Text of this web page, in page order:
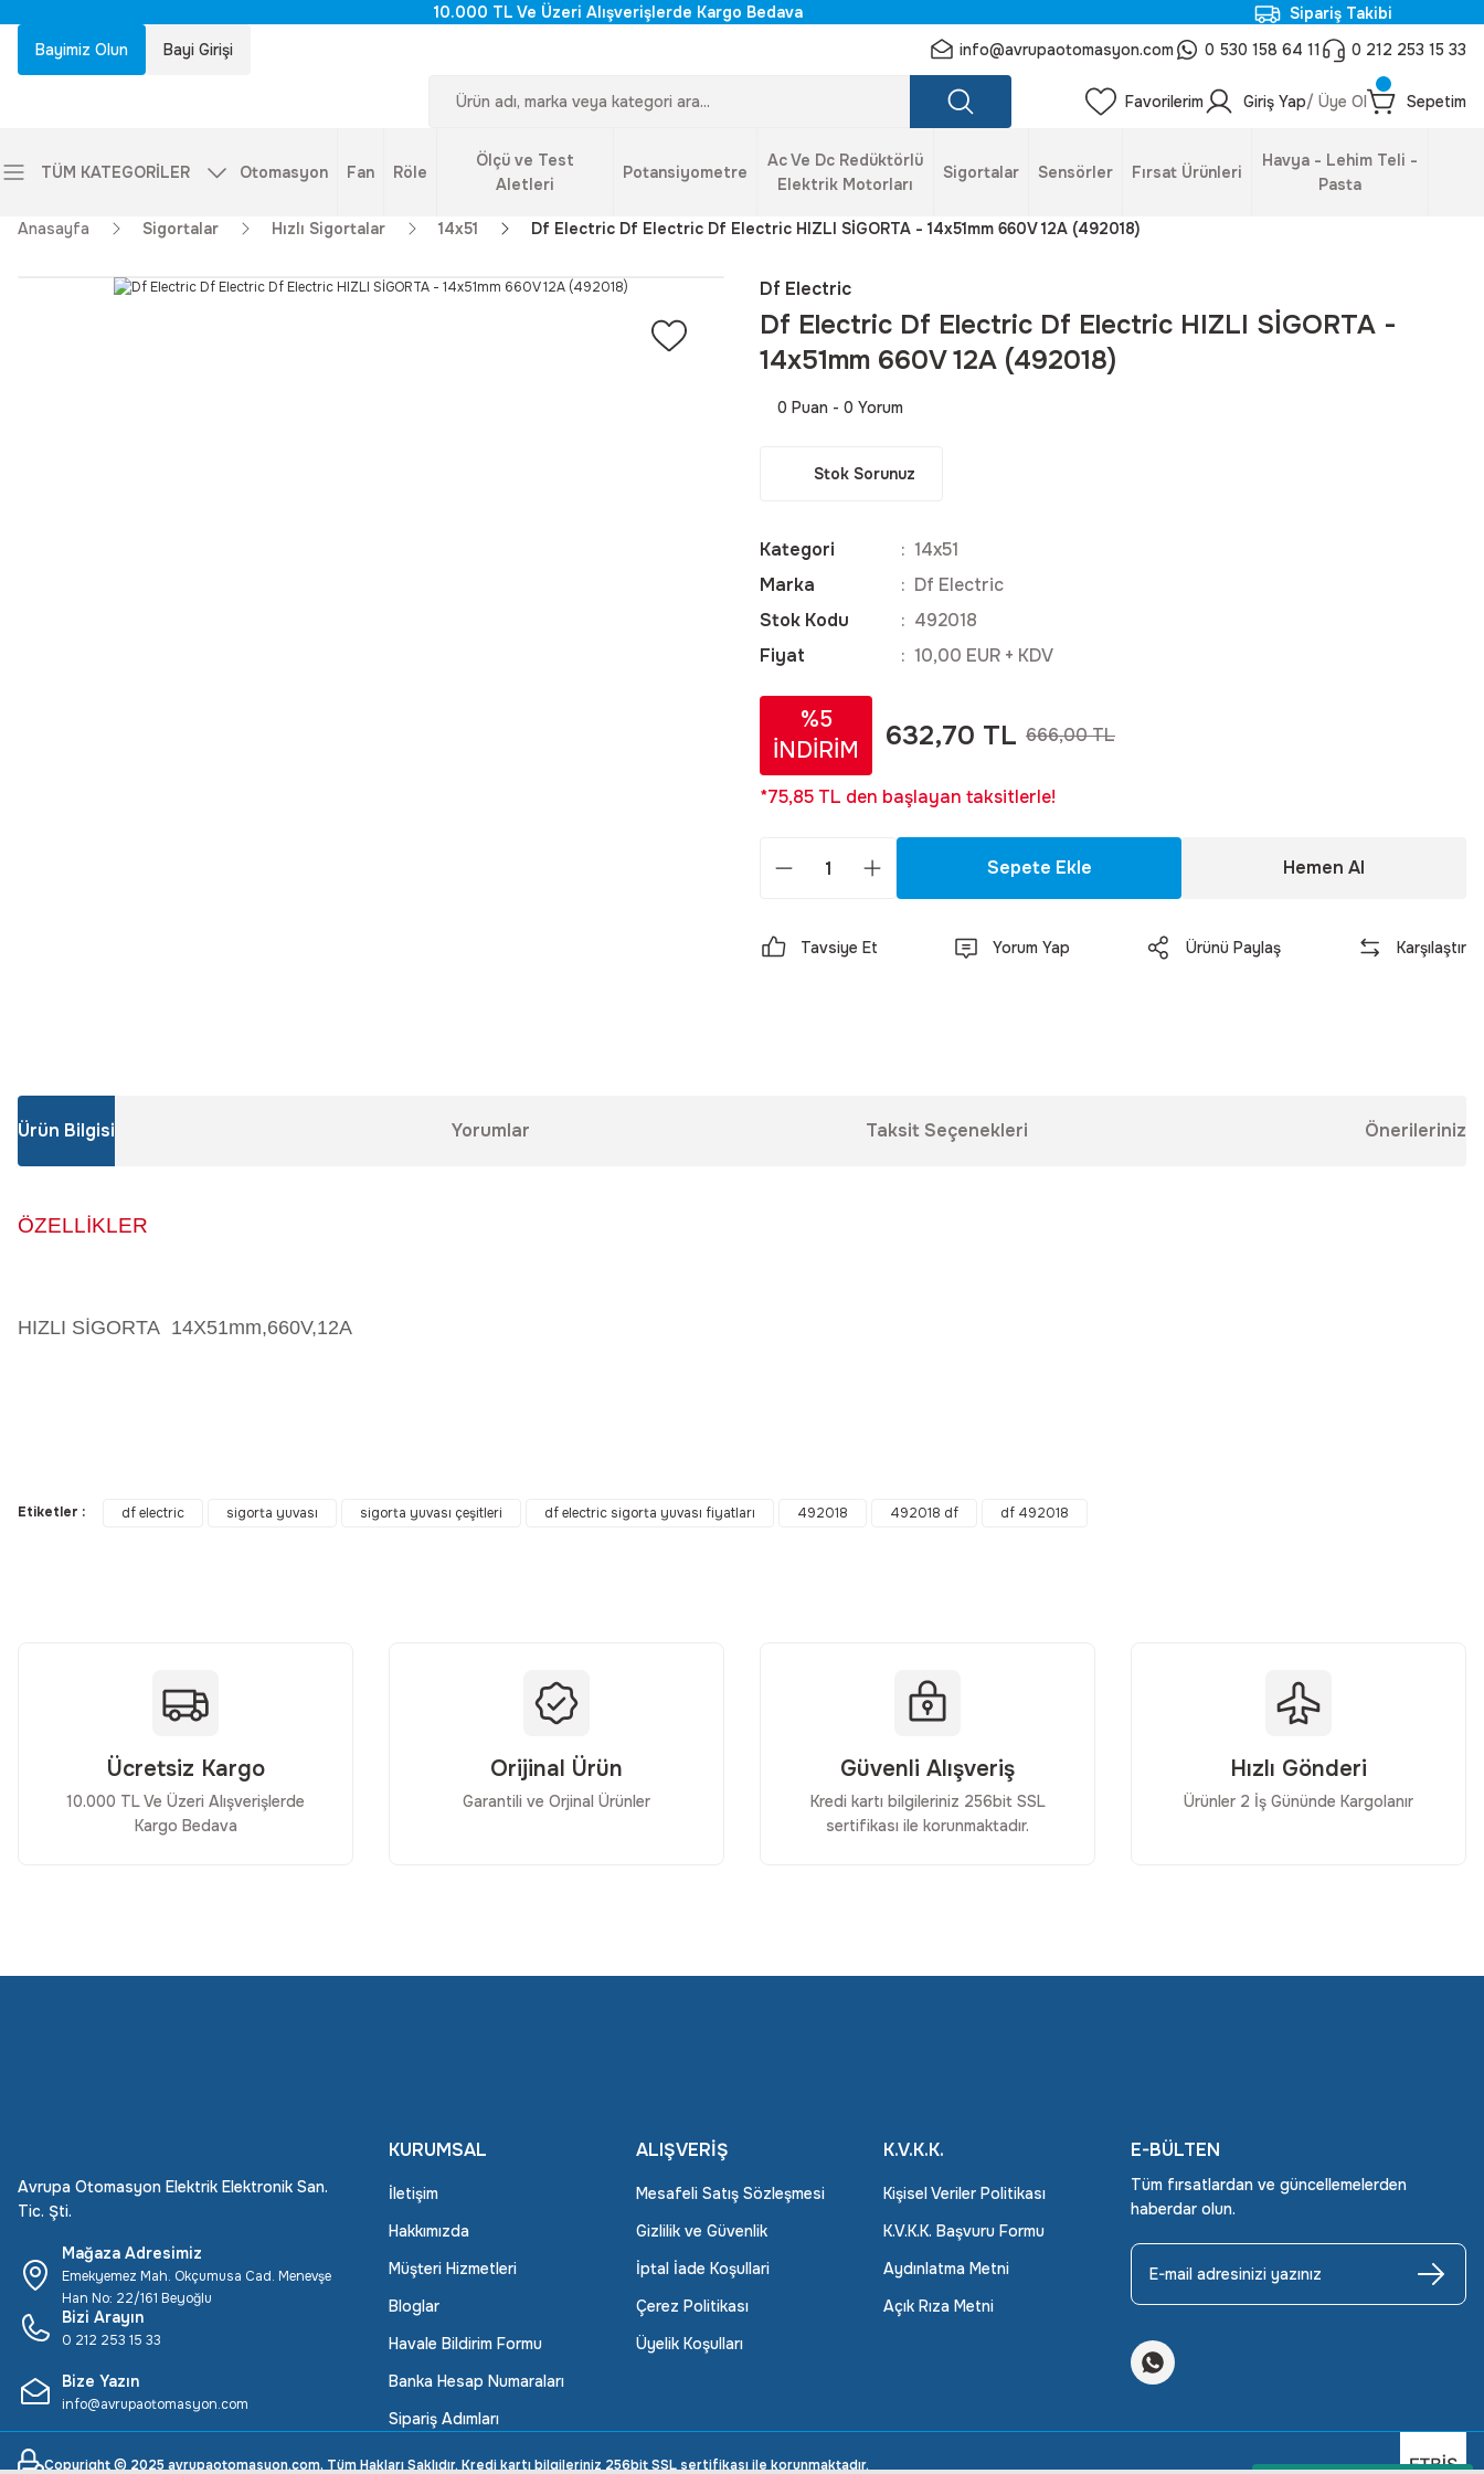
10.000 TL Ve Üzeri Alışverişlerde Kargo Bedava
Sipariş Takibi
Bayimiz Olun
Bayi Girişi info@avrupaotomasyon.com 0 530 158 64 11 0 212 253 15 33
Favorilerim Giriş Yap/ Üye Ol Sepetim
TÜM KATEGORİLER Otomasyon Fan Röle
Ölçü ve Test
Aletleri
Potansiyometre
Ac Ve Dc Redüktörlü
Elektrik Motorları
Sigortalar Sensörler Fırsat Ürünleri
Havya - Lehim Teli -
Pasta
Anasayfa Sigortalar Hızlı Sigortalar 14x51 Df Electric Df Electric Df Electric HIZLI SİGORTA - 14x51mm 660V 12A (492018)
Df Electric
Df Electric Df Electric Df Electric HIZLI SİGORTA -
14x51mm 660V 12A (492018)
0 Puan - 0 Yorum
Stok Sorunuz
Kategori
14x51
Marka
Df Electric
Stok Kodu
492018
Fiyat
10,00 EUR + KDV
%5
İNDİRİM
632,70 TL 666,00 TL
*75,85 TL den başlayan taksitlerle!
Sepete Ekle Hemen Al
Tavsiye Et Yorum Yap Ürünü Paylaş Karşılaştır
Ürün Bilgisi Yorumlar Taksit Seçenekleri Önerileriniz
ÖZELLİKLER
HIZLI SİGORTA 14X51mm,660V,12A
Bu ürüne benzer farklı alternatifler olmalı.
Etiketler : df electric sigorta yuvası sigorta yuvası çeşitleri df electric sigorta yuvası fiyatları 492018 492018 df df 492018
Ücretsiz Kargo
10.000 TL Ve Üzeri Alışverişlerde
Kargo Bedava
Orijinal Ürün
Garantili ve Orjinal Ürünler
Güvenli Alışveriş
Kredi kartı bilgileriniz 256bit SSL
sertifikası ile korunmaktadır.
Hızlı Gönderi
Ürünler 2 İş Gününde Kargolanır
Avrupa Otomasyon Elektrik Elektronik San.
Tic. Şti.
Mağaza Adresimiz
Emekyemez Mah. Okçumusa Cad. Menevşe
Han No: 22/161 Beyoğlu
Bizi Arayın
0 212 253 15 33
Bize Yazın
info@avrupaotomasyon.com
KURUMSAL
İletişim
Hakkımızda
Müşteri Hizmetleri
Bloglar
Havale Bildirim Formu
Banka Hesap Numaraları
Sipariş Adımları
ALIŞVERİŞ
Mesafeli Satış Sözleşmesi
Gizlilik ve Güvenlik
İptal İade Koşullari
Çerez Politikası
Üyelik Koşulları
K.V.K.K.
Kişisel Veriler Politikası
K.V.K.K. Başvuru Formu
Aydınlatma Metni
Açık Rıza Metni
E-BÜLTEN
Tüm fırsatlardan ve güncellemelerden
haberdar olun.
Copyright © 2025 avrupaotomasyon.com, Tüm Hakları Saklıdır. Kredi kartı bilgileriniz 256bit SSL sertifikası ile korunmaktadır.